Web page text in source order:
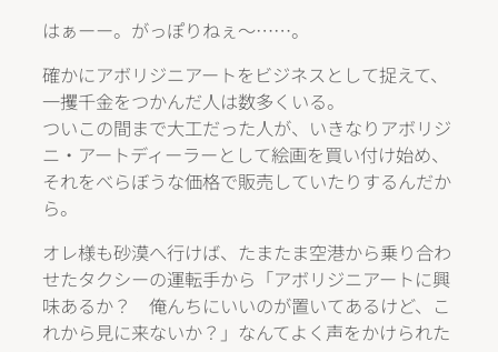
はぁーー。がっぽりねぇ～……。
確かにアボリジニアートをビジネスとして捉えて、
一攫千金をつかんだ人は数多くいる。
ついこの間まで大工だった人が、いきなりアボリジ
ニ・アートディーラーとして絵画を買い付け始め、
それをべらぼうな価格で販売していたりするんだか
ら。
オレ様も砂漠へ行けば、たまたま空港から乗り合わ
せたタクシーの運転手から「アボリジニアートに興
味あるか？ 俺んちにいいのが置いてあるけど、こ
れから見に来ないか？」なんてよく声をかけられた